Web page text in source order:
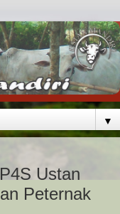
▼
Ustan
Peternak